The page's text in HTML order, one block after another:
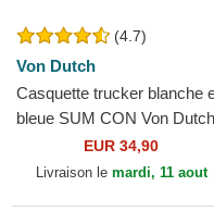
(4.7)
Von Dutch
Casquette trucker blanche
bleue SUM CON Von Dutch
EUR 34,90
Livraison le mardi, 11 aout